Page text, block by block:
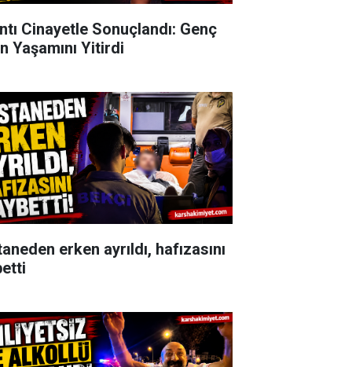
Cinayetle Sonuçlandı: Genç
Yaşamını Yitirdi
erken ayrıldı, hafızasını